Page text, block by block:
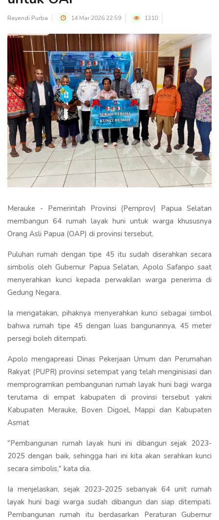
Rayendi Purba 14 Mar 2026 22:59 1310
Merauke - Pemerintah Provinsi (Pemprov) Papua Selatan
membangun 64 rumah layak huni untuk warga khususnya
Orang Asli Papua (OAP) di provinsi tersebut.
Puluhan rumah dengan tipe 45 itu sudah diserahkan secara
simbolis oleh Gubernur Papua Selatan, Apolo Safanpo saat
menyerahkan kunci kepada perwakilan warga penerima di
Gedung Negara.
Ia mengatakan, pihaknya menyerahkan kunci sebagai simbol
bahwa rumah tipe 45 dengan luas bangunannya, 45 meter
persegi boleh ditempati.
Apolo mengapreasi Dinas Pekerjaan Umum dan Perumahan
Rakyat (PUPR) provinsi setempat yang telah menginisiasi dan
memprogramkan pembangunan rumah layak huni bagi warga
terutama di empat kabupaten di provinsi tersebut yakni
Kabupaten Merauke, Boven Digoel, Mappi dan Kabupaten
Asmat
"Pembangunan rumah layak huni ini dibangun sejak 2023-
2025 dengan baik, sehingga hari ini kita akan serahkan kunci
secara simbolis," kata dia.
Ia menjelaskan, sejak 2023-2025 sebanyak 64 unit rumah
layak huni bagi warga sudah dibangun dan siap ditempati.
Pembangunan rumah itu berdasarkan Peraturan Gubernur